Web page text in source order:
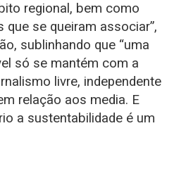
regional, bem como
se queiram associar”,
sublinhando que “uma
só se mantém com a
livre, independente
relação aos media. E
a sustentabilidade é um